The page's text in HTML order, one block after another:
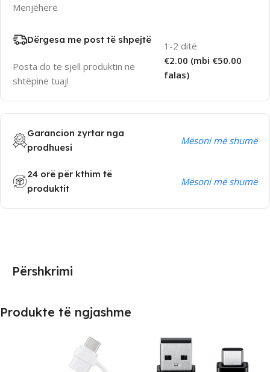
Menjëherë
Dërgesa me post të shpejtë
Posta do të sjell produktin në
shtëpinë tuaj!
1-2 ditë
€2.00 (mbi €50.00
falas)
Garancion zyrtar nga
prodhuesi
Mësoni më shumë
24 orë për kthim të
produktit
Mësoni më shumë
Përshkrimi
Produkte të ngjashme